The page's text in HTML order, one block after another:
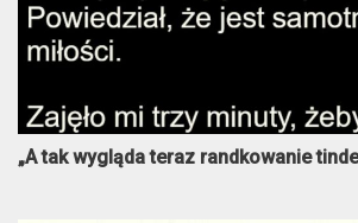
„A tak wygląda teraz randkowanie